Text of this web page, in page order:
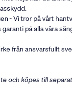
- Vi tror på vårt
på alla våra
från ansvarsfullt
och köpes till